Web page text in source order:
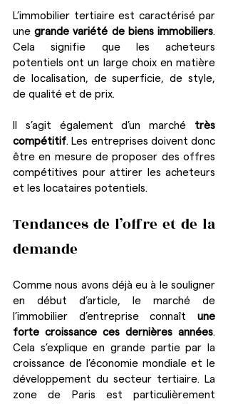
L’immobilier tertiaire est caractérisé par
une grande variété de biens immobiliers.
Cela signifie que les acheteurs
potentiels ont un large choix en matière
de localisation, de superficie, de style,
de qualité et de prix.
Il s’agit également d’un marché très
compétitif. Les entreprises doivent donc
être en mesure de proposer des offres
compétitives pour attirer les acheteurs
et les locataires potentiels.
Tendances de l’offre et de la
demande
Comme nous avons déjà eu à le souligner
en début d’article, le marché de
l’immobilier d’entreprise connaît une
forte croissance ces dernières années.
Cela s’explique en grande partie par la
croissance de l’économie mondiale et le
développement du secteur tertiaire. La
zone de Paris est particulièrement